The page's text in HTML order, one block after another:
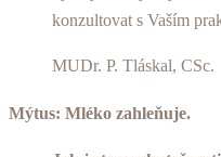
konzultovat s Vaším
MUDr. P. Tláskal, CSc.
Mýtus: Mléko zahleňuje.